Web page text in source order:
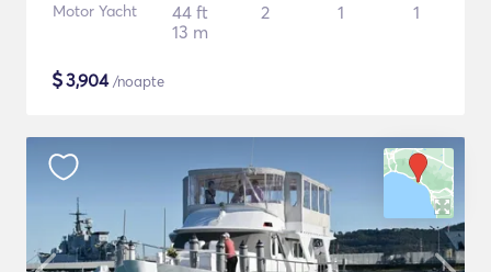
Motor Yacht
44 ft
13 m
2 1 1
$3,904/noapte